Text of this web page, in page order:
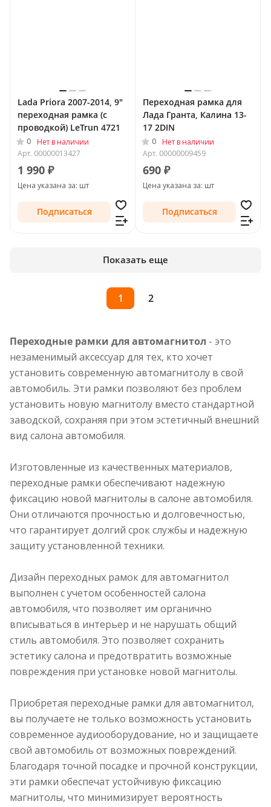
Lada Priora 2007-2014, 9"
переходная рамка (с
проводкой) LeTrun 4721
0
Нет в наличии
Арт. 00000013427
1 990 ₽
Цена указана за: шт
Подписаться
Переходная рамка для
Лада Гранта, Калина 13-
17 2DIN
0
Нет в наличии
Арт. 00000009459
690 ₽
Цена указана за: шт
Подписаться
Показать еще
1 2
Переходные рамки для автомагнитол - это
незаменимый аксессуар для тех, кто хочет
установить современную автомагнитолу в свой
автомобиль. Эти рамки позволяют без проблем
установить новую магнитолу вместо стандартной
заводской, сохраняя при этом эстетичный внешний
вид салона автомобиля.
Изготовленные из качественных материалов,
переходные рамки обеспечивают надежную
фиксацию новой магнитолы в салоне автомобиля.
Они отличаются прочностью и долговечностью,
что гарантирует долгий срок службы и надежную
защиту установленной техники.
Дизайн переходных рамок для автомагнитол
выполнен с учетом особенностей салона
автомобиля, что позволяет им органично
вписываться в интерьер и не нарушать общий
стиль автомобиля. Это позволяет сохранить
эстетику салона и предотвратить возможные
повреждения при установке новой магнитолы.
Приобретая переходные рамки для автомагнитол,
вы получаете не только возможность установить
современное аудиооборудование, но и защищаете
свой автомобиль от возможных повреждений.
Благодаря точной посадке и прочной конструкции,
эти рамки обеспечат устойчивую фиксацию
магнитолы, что минимизирует вероятность